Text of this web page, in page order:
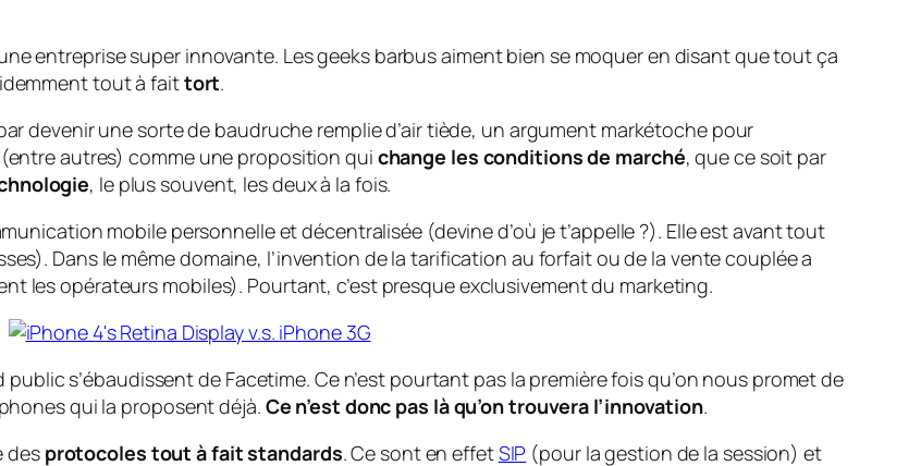
entreprise super innovante. Les geeks barbus aiment bien se moquer en disant que tout ça
tout à faittort.
devenir une sorte de baudruche remplie d’air tiède, un argument markétoche pour
autres) comme une proposition qui change les conditions de marché, que ce soit par
, le plus souvent, les deux à la fois.
mobile personnelle et décentralisée (devine d’où je t’appelle ?). Elle est avant tout
Dans le même domaine, l’invention de la tarification au forfait ou de la vente couplée a
les opérateurs mobiles). Pourtant, c’est presque exclusivement du marketing.
s’ébaudissent de Facetime. Ce n’est pourtant pas la première fois qu’on nous promet de
qui la proposent déjà. Ce n’est donc pas là qu’on trouvera l’innovation.
des protocoles tout à fait standards. Ce sont en effetSIP (pour la gestion de la session) et